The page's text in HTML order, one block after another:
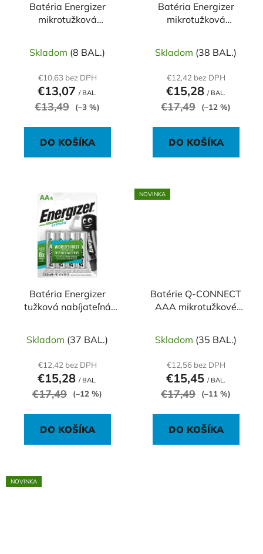
Batéria Energizer
mikrotužková
Skladom (8 BAL.)
€10,63 bez DPH
€13,07 / BAL.
€13,49 (–3 %)
DO KOŠÍKA
Batéria Energizer
mikrotužková
Skladom (38 BAL.)
€12,42 bez DPH
€15,28 / BAL.
€17,49 (–12 %)
DO KOŠÍKA
Batéria Energizer
tužková nabíjateľná
Skladom (37 BAL.)
€12,42 bez DPH
€15,28 / BAL.
€17,49 (–12 %)
DO KOŠÍKA
NOVINKA
Batérie Q-CONNECT
AAA mikrotužkové
Skladom (35 BAL.)
€12,56 bez DPH
€15,45 / BAL.
€17,49 (–11 %)
DO KOŠÍKA
NOVINKA